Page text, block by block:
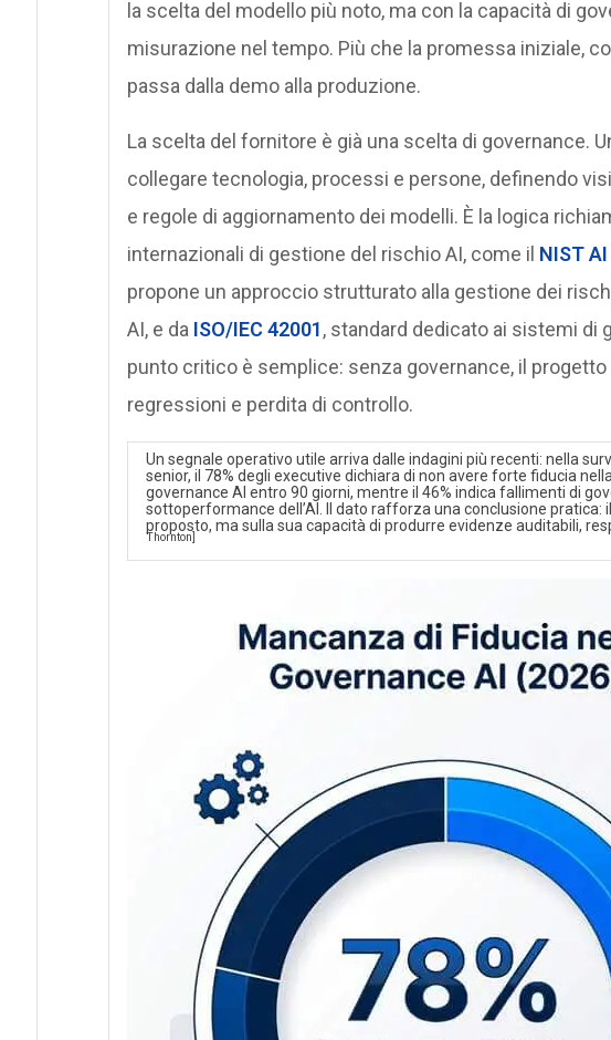
la scelta del modello più noto, ma con la capacità di
misurazione nel tempo. Più che la promessa iniziale,
passa dalla demo alla produzione.
La scelta del fornitore è già una scelta di governance.
collegare tecnologia, processi e persone, definendo
e regole di aggiornamento dei modelli. È la logica
internazionali di gestione del rischio AI, come il NIST
propone un approccio strutturato alla gestione dei
AI, e da ISO/IEC 42001, standard dedicato ai sistemi di
punto critico è semplice: senza governance, il
regressioni e perdita di controllo.
Un segnale operativo utile arriva dalle indagini più recenti: nella
senior, il 78% degli executive dichiara di non avere forte fiducia
governance AI entro 90 giorni, mentre il 46% indica fallimenti di
sottoperformance dell’AI. Il dato rafforza una conclusione
proposto, ma sulla sua capacità di produrre evidenze auditabili,
Thornton]